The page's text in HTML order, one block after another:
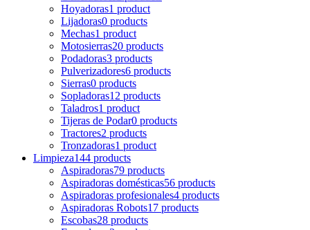
Hoyadoras1 product
Lijadoras0 products
Mechas1 product
Motosierras20 products
Podadoras3 products
Pulverizadores6 products
Sierras0 products
Sopladoras12 products
Taladros1 product
Tijeras de Podar0 products
Tractores2 products
Tronzadoras1 product
Limpieza144 products
Aspiradoras79 products
Aspiradoras domésticas56 products
Aspiradoras profesionales4 products
Aspiradoras Robots17 products
Escobas28 products